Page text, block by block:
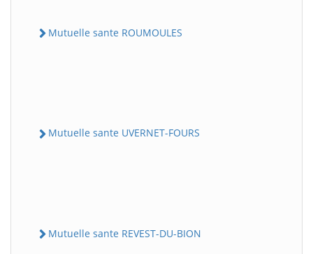
Mutuelle sante ROUMOULES
Mutuelle sante UVERNET-FOURS
Mutuelle sante REVEST-DU-BION